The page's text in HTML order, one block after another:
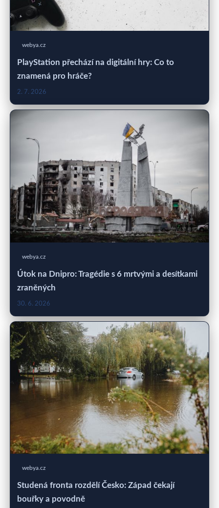
webya.cz
PlayStation přechází na digitální hry: Co to
znamená pro hráče?
2. 7. 2026
webya.cz
Útok na Dnipro: Tragédie s 6 mrtvými a desítkami
zraněných
30. 6. 2026
webya.cz
Studená fronta rozdělí Česko: Západ čekají
bouřky a povodně